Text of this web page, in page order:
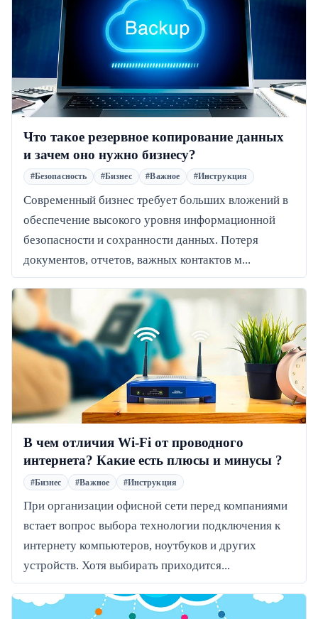
Что такое резервное копирование данных
и зачем оно нужно бизнесу?
#Безопасность #Бизнес #Важное #Инструкция
Современный бизнес требует больших вложений в
обеспечение высокого уровня информационной
безопасности и сохранности данных. Потеря
документов, отчетов, важных контактов м...
В чем отличия Wi-Fi от проводного
интернета? Какие есть плюсы и минусы ?
#Бизнес #Важное #Инструкция
При организации офисной сети перед компаниями
встает вопрос выбора технологии подключения к
интернету компьютеров, ноутбуков и других
устройств. Хотя выбирать приходится...